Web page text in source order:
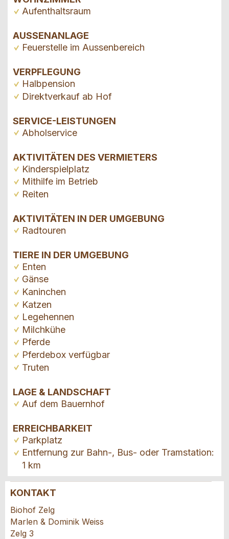
Aufenthaltsraum
AUSSENANLAGE
Feuerstelle im Aussenbereich
VERPFLEGUNG
Halbpension
Direktverkauf ab Hof
SERVICE-LEISTUNGEN
Abholservice
AKTIVITÄTEN DES VERMIETERS
Kinderspielplatz
Mithilfe im Betrieb
Reiten
AKTIVITÄTEN IN DER UMGEBUNG
Radtouren
TIERE IN DER UMGEBUNG
Enten
Gänse
Kaninchen
Katzen
Legehennen
Milchkühe
Pferde
Pferdebox verfügbar
Truten
LAGE & LANDSCHAFT
Auf dem Bauernhof
ERREICHBARKEIT
Parkplatz
Entfernung zur Bahn-, Bus- oder Tramstation:
1 km
Anzeige beanstanden
Ihr Feedback wird sehr geschätzt!
Anzeige weiterempfehlen
Empfehlen Sie diese Anzeige an Freunde weiter.
KONTAKT
Biohof Zelg
Marlen & Dominik Weiss
Zelg 3